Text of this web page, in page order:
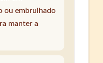
ou embrulhado
manter a